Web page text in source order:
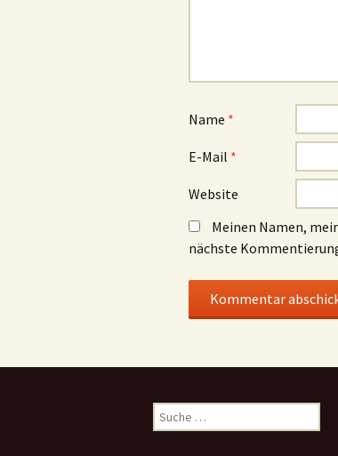
Name *
E-Mail *
Website
Meinen Namen,
nächste
Suche
nach: